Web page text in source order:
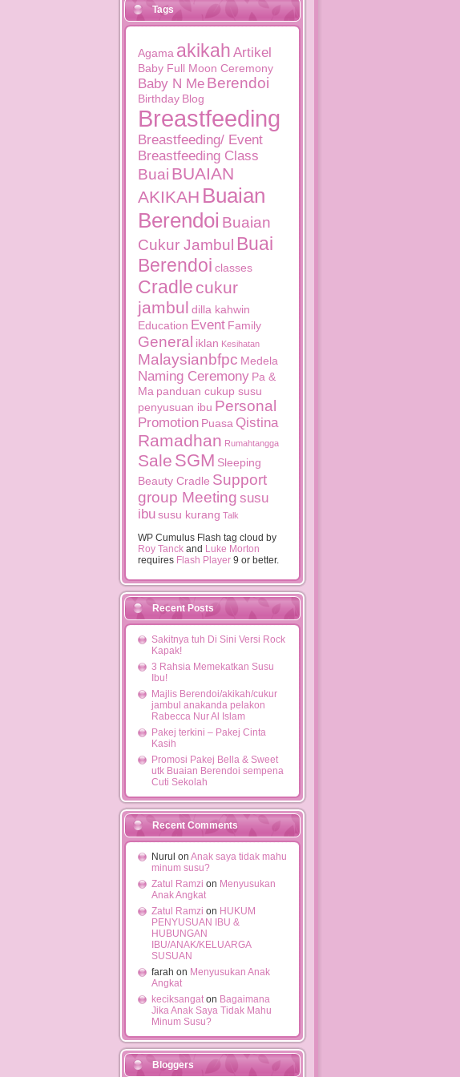
Tags
Agama akikah Artikel
Baby Full Moon Ceremony
Baby N Me Berendoi
Birthday Blog
Breastfeeding
Breastfeeding/ Event
Breastfeeding Class
Buai BUAIAN
AKIKAH Buaian
Berendoi Buaian
Cukur Jambul Buai
Berendoi classes
Cradle cukur
jambul dilla kahwin
Education Event Family
General iklan Kesihatan
Malaysianbfpc Medela
Naming Ceremony Pa &
Ma panduan cukup susu
penyusuan ibu Personal
Promotion Puasa Qistina
Ramadhan Rumahtangga
Sale SGM Sleeping
Beauty Cradle Support
group Meeting susu
ibususu kurang Talk
WP Cumulus Flash tag cloud by
Roy Tanck and Luke Morton
requires Flash Player 9 or better.
Recent Posts
Sakitnya tuh Di Sini Versi Rock
Kapak!
3 Rahsia Memekatkan Susu
Ibu!
Majlis Berendoi/akikah/cukur
jambul anakanda pelakon
Rabecca Nur Al Islam
Pakej terkini – Pakej Cinta
Kasih
Promosi Pakej Bella & Sweet
utk Buaian Berendoi sempena
Cuti Sekolah
Recent Comments
Nurul on Anak saya tidak mahu
minum susu?
Zatul Ramzi on Menyusukan
Anak Angkat
Zatul Ramzi on HUKUM
PENYUSUAN IBU &
HUBUNGAN
IBU/ANAK/KELUARGA
SUSUAN
farah on Menyusukan Anak
Angkat
keciksangaton Bagaimana
Jika Anak Saya Tidak Mahu
Minum Susu?
Bloggers